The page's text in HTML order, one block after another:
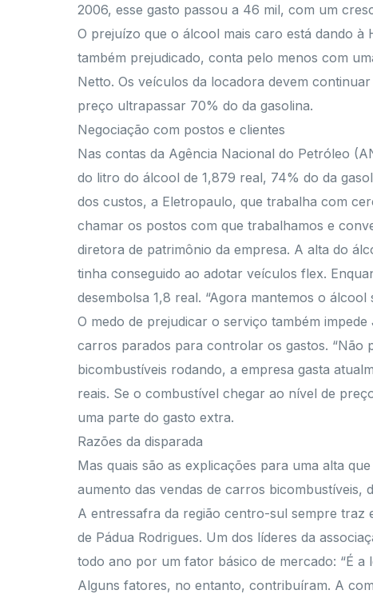
2006, esse gasto passou a 46 mil, com um
O prejuízo que o álcool mais caro está dando
também prejudicado, conta pelo menos com
Netto. Os veículos da locadora devem
preço ultrapassar 70% do da gasolina.
Negociação com postos e clientes
Nas contas da Agência Nacional do Petróleo
do litro do álcool de 1,879 real, 74% do da
dos custos, a Eletropaulo, que trabalha com
chamar os postos com que trabalhamos e
diretora de patrimônio da empresa. A alta do
tinha conseguido ao adotar veículos flex.
desembolsa 1,8 real. “Agora mantemos o
O medo de prejudicar o serviço também
carros parados para controlar os gastos. “Não
bicombustíveis rodando, a empresa gasta
reais. Se o combustível chegar ao nível de
uma parte do gasto extra.
Razões da disparada
Mas quais são as explicações para uma alta
aumento das vendas de carros bicombustíveis,
A entressafra da região centro-sul sempre traz
de Pádua Rodrigues. Um dos líderes da
todo ano por um fator básico de mercado: “É a
Alguns fatores, no entanto, contribuíram. A